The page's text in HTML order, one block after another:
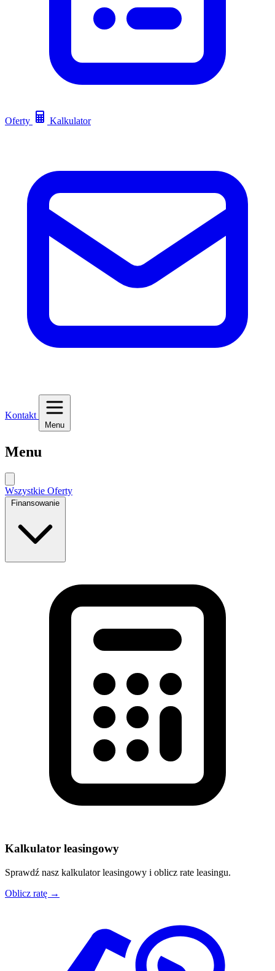
Oferty Kalkulator
Kontakt
Menu
Menu
Wszystkie Oferty
Finansowanie
Kalkulator leasingowy
Sprawdź nasz kalkulator leasingowy i oblicz rate leasingu.
Oblicz ratę →